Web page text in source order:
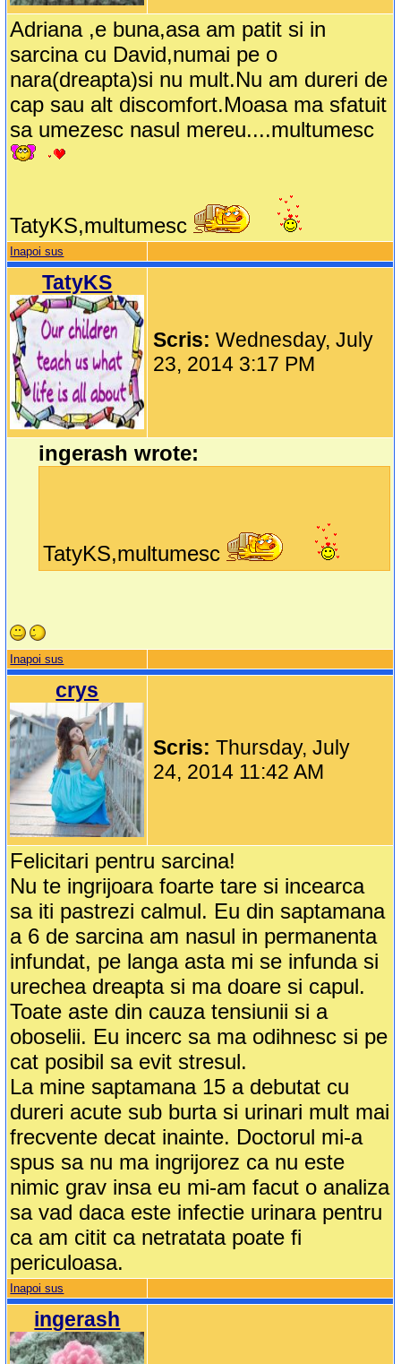
Adriana ,e buna,asa am patit si in
sarcina cu David,numai pe o
nara(dreapta)si nu mult.Nu am dureri de
cap sau alt discomfort.Moasa ma sfatuit
sa umezesc nasul mereu....multumesc
TatyKS,multumesc
Inapoi sus
TatyKS
Scris:Wednesday, July
23, 2014 3:17 PM
ingerash wrote:
TatyKS,multumesc
Inapoi sus
crys
Scris:Thursday, July
24, 2014 11:42 AM
Felicitari pentru sarcina!
Nu te ingrijoara foarte tare si incearca
sa iti pastrezi calmul. Eu din saptamana
a 6 de sarcina am nasul in permanenta
infundat, pe langa asta mi se infunda si
urechea dreapta si ma doare si capul.
Toate aste din cauza tensiunii si a
oboselii. Eu incerc sa ma odihnesc si pe
cat posibil sa evit stresul.
La mine saptamana 15 a debutat cu
dureri acute sub burta si urinari mult mai
frecvente decat inainte. Doctorul mi-a
spus sa nu ma ingrijorez ca nu este
nimic grav insa eu mi-am facut o analiza
sa vad daca este infectie urinara pentru
ca am citit ca netratata poate fi
periculoasa.
Inapoi sus
ingerash